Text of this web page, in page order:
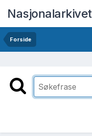
Nasjonalarkivet
Forside